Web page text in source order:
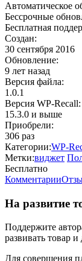
Автоматическое
Бессрочные
Бесплатная
Создан:
30 сентября 2016
Обновление:
9 лет назад
Версия файла:
1.0.1
Версия WP‑Recall:
15.3.0 и выше
Приобрели:
306 раз
Категории:WP-
Метки:виджет
Бесплатно
Комментарии
На развитие
Поддержите
развивать товар
Для совершения